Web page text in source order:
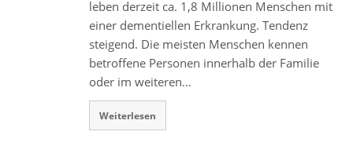
leben derzeit ca. 1,8 Millionen Menschen mit
einer dementiellen Erkrankung. Tendenz
steigend. Die meisten Menschen kennen
betroffene Personen innerhalb der Familie
oder im weiteren…
Weiterlesen